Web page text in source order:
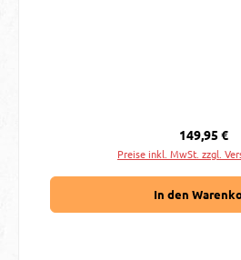
Regulärer
149,95 €
Preise inkl. MwSt. zzgl.
In den